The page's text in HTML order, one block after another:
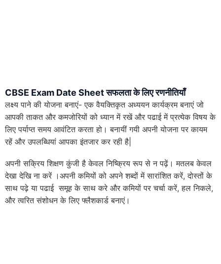
CBSE Exam Date Sheetसफलता के लिए रणनीतियाँ
लक्ष्य पाने की योजना बनाएं- एक वैयक्तिकृत अध्ययन कार्यक्रम बनाएं जो
आपकी ताकत और कमजोरियों को ध्यान में रखें और पढाई में प्रत्येक विषय के
लिए पर्याप्त समय आवंटित करता हो। बनायीं गयी अपनी योजना पर कायम
रहें और उपलब्धियां आपका इंतजार कर रही है|
अपनी सक्रिय शिक्षण कुंजी है केवल निष्क्रिय रूप से न पढ़ें। मतलब केवल
देखा देखि ना करें ।अपनी कमियों को अपने शब्दों में सारांशित करें, दोस्तों के
साथ पढ़े या पढाई समूह के साथ करे और कमियों पर चर्चा करें, हल निकले,
और त्वरित संशोधन के लिए फ्लैशकार्ड बनाएं।